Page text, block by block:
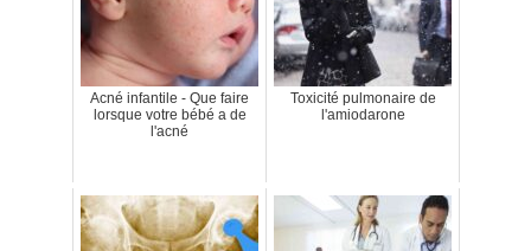
Acné infantile - Que faire
lorsque votre bébé a de
l'acné
Toxicité pulmonaire de
l'amiodarone